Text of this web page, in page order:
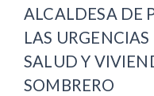
ALCALDESA DE
LAS
SALUD Y
SOMBRERO